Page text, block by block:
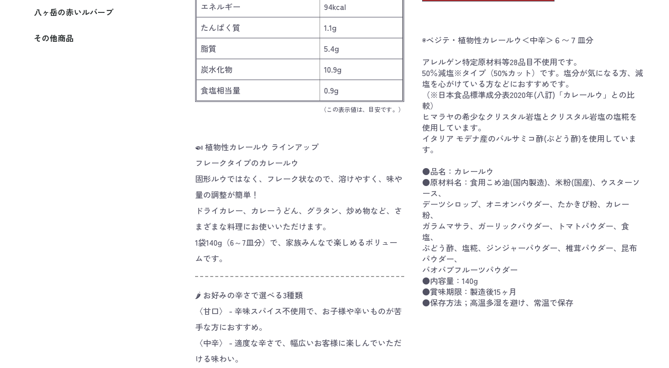
ルウタイプ
レトルトタイプ
備蓄用・非常食タイプ
八ヶ岳の赤いルバーブ
その他商品
エネルギー
94kcal
たんぱく質
1.1g
脂質
5.4g
炭水化物
10.9g
食塩相当量
0.9g
（この表示値は、目安です。）
🍛 植物性カレールウ ラインアップ
フレークタイプのカレールウ
固形ルウではなく、フレーク状なので、溶けやすく、味や
量の調整が簡単！
ドライカレー、カレーうどん、グラタン、炒め物など、さ
まざまな料理にお使いいただけます。
1袋140g（6～7皿分）で、家族みんなで楽しめるボリュー
ムです。
🌶️ お好みの辛さで選べる3種類
〈甘口〉 - 辛味スパイス不使用で、お子様や辛いものが苦
手な方におすすめ。
〈中辛〉 - 適度な辛さで、幅広いお客様に楽しんでいただ
ける味わい。
◉ベジテ・植物性カレールウ＜中辛＞６〜７皿分
アレルゲン特定原材料等28品目不使用です。
50％減塩※タイプ（50%カット）です。塩分が気になる方、減
塩を心がけている方などにおすすめです。
（※日本食品標準成分表2020年(八訂)「カレールウ」との比
較）
ヒマラヤの希少なクリスタル岩塩とクリスタル岩塩の塩糀を
使用しています。
イタリア モデナ産のバルサミコ酢(ぶどう酢)を使用していま
す。
●品名：カレールウ
●原材料名：食用こめ油(国内製造)、米粉(国産)、ウスターソ
ース、
デーツシロップ、オニオンパウダー、たかきび粉、カレー
粉、
ガラムマサラ、ガーリックパウダー、トマトパウダー、食
塩、
ぶどう酢、塩糀、ジンジャーパウダー、椎茸パウダー、昆布
パウダー、
バオバブフルーツパウダー
●内容量：140g
●賞味期限：製造後15ヶ月
●保存方法；高温多湿を避け、常温で保存